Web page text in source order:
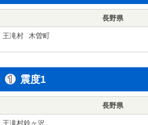
長野県
王滝村 木曽町
震度1
長野県
王滝村鈴ヶ沢